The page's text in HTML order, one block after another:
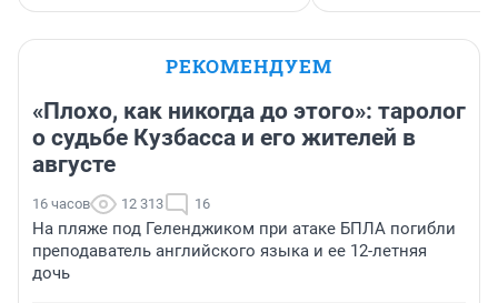
РЕКОМЕНДУЕМ
«Плохо, как никогда до этого»: таролог
о судьбе Кузбасса и его жителей в
августе
16 часов 12 313 16
На пляже под Геленджиком при атаке БПЛА погибли
преподаватель английского языка и ее 12-летняя
дочь